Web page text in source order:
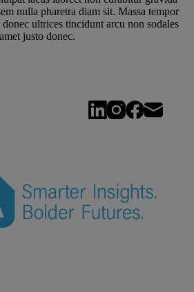
nulla pharetra diam sit. Massa tempor
ultrices tincidunt arcu non sodales
justo donec.